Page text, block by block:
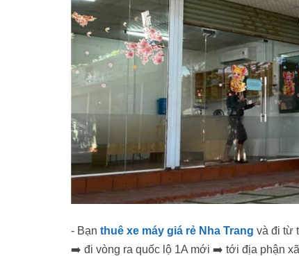
- Bạn thuê xe máy giá rẻ Nha Trang và đi từ
➡️ đi vòng ra quốc lộ 1A mới ➡️ tới địa phận